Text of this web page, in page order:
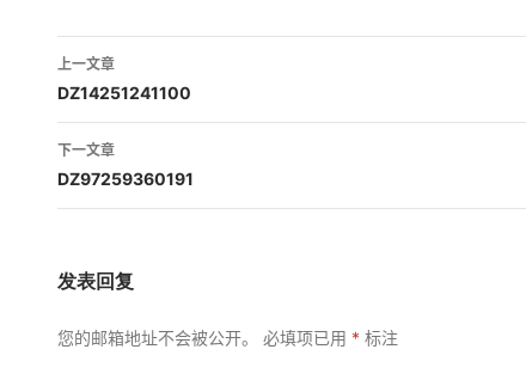
文
章
导
航
上一文章
DZ14251241100
下一文章
DZ97259360191
发表回复
您的邮箱地址不会被公开。 必填项已用 * 标注